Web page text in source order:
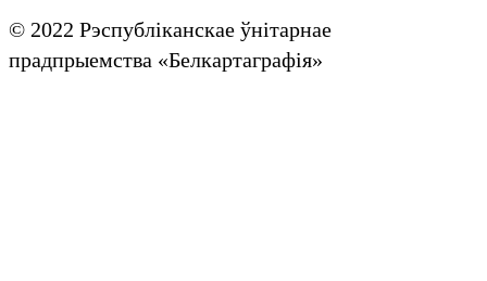
© 2022 Рэспубліканскае ўнітарнае
прадпрыемства «Белкартаграфія»